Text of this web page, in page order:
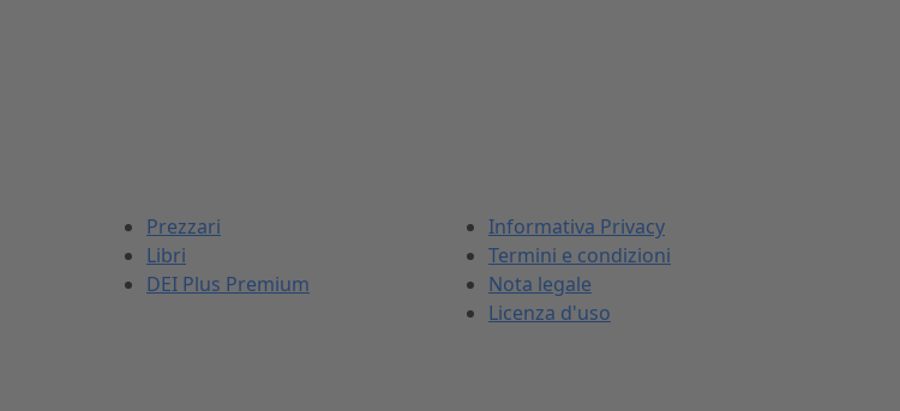
Prezzari
Libri
DEI Plus Premium
Informativa Privacy
Termini e condizioni
Nota legale
Licenza d'uso